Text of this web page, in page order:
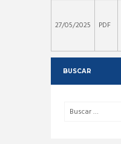
27/05/2025 PDF
BUSCAR